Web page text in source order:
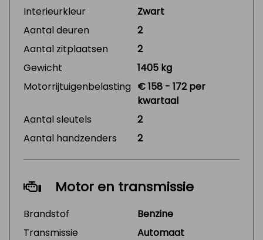
Interieurkleur
Zwart
Aantal deuren
2
Aantal zitplaatsen
2
Gewicht
1405 kg
Motorrijtuigenbelasting € 158 - 172 per
kwartaal
Aantal sleutels
2
Aantal handzenders
2
Motor en transmissie
Brandstof
Benzine
Transmissie
Automaat